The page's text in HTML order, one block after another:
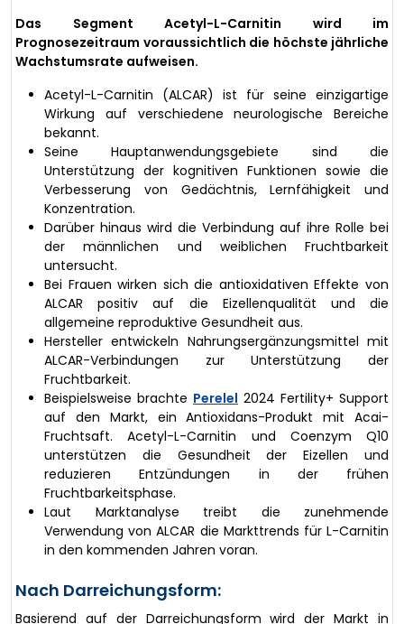
Das Segment Acetyl-L-Carnitin wird im
Prognosezeitraum voraussichtlich die höchste jährliche
Wachstumsrate aufweisen.
Acetyl-L-Carnitin (ALCAR) ist für seine einzigartige
Wirkung auf verschiedene neurologische Bereiche
bekannt.
Seine Hauptanwendungsgebiete sind die
Unterstützung der kognitiven Funktionen sowie die
Verbesserung von Gedächtnis, Lernfähigkeit und
Konzentration.
Darüber hinaus wird die Verbindung auf ihre Rolle bei
der männlichen und weiblichen Fruchtbarkeit
untersucht.
Bei Frauen wirken sich die antioxidativen Effekte von
ALCAR positiv auf die Eizellenqualität und die
allgemeine reproduktive Gesundheit aus.
Hersteller entwickeln Nahrungsergänzungsmittel mit
ALCAR-Verbindungen zur Unterstützung der
Fruchtbarkeit.
Beispielsweise brachte Perelel 2024 Fertility+ Support
auf den Markt, ein Antioxidans-Produkt mit Acai-
Fruchtsaft. Acetyl-L-Carnitin und Coenzym Q10
unterstützen die Gesundheit der Eizellen und
reduzieren Entzündungen in der frühen
Fruchtbarkeitsphase.
Laut Marktanalyse treibt die zunehmende
Verwendung von ALCAR die Markttrends für L-Carnitin
in den kommenden Jahren voran.
Nach Darreichungsform:
Basierend auf der Darreichungsform wird der Markt in